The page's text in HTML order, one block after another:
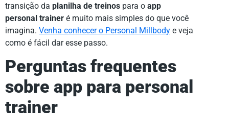
transição da planilha de treinos para o app
personal trainer é muito mais simples do que você
imagina. Venha conhecer o Personal Millbody e veja
como é fácil dar esse passo.
Perguntas frequentes
sobre app para personal
trainer